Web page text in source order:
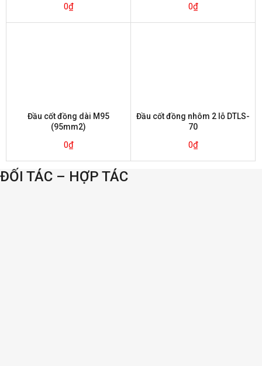
0₫ 0₫
Đầu cốt đồng dài M95
(95mm2)
0₫
Đầu cốt đồng nhôm 2 lỗ DTLS-
70
0₫
ĐỐI TÁC – HỢP TÁC